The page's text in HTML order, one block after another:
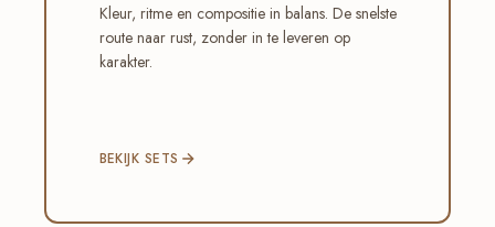
Kleur, ritme en compositie in balans. De snelste
route naar rust, zonder in te leveren op
karakter.
BEKIJK SETS